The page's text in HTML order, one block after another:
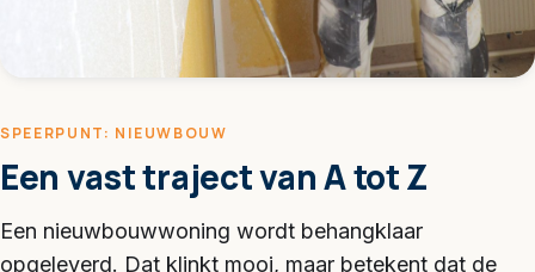
SPEERPUNT: NIEUWBOUW
Een vast traject van A tot Z
Een nieuwbouwwoning wordt behangklaar
opgeleverd. Dat klinkt mooi, maar betekent dat de